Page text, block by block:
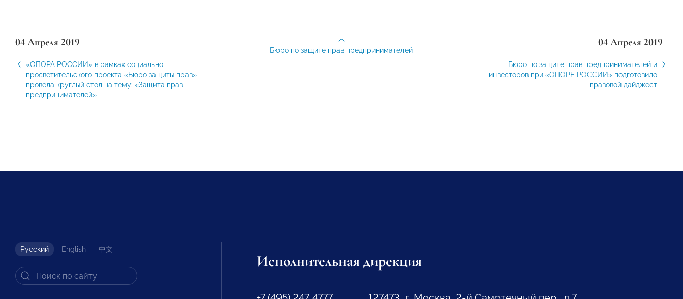
04 Апреля 2019
«ОПОРА РОССИИ» в рамках социально-
просветительского проекта «Бюро защиты прав»
провела круглый стол на тему: «Защита прав
предпринимателей»
04 Апреля 2019
Бюро по защите прав предпринимателей и
инвесторов при «ОПОРЕ РОССИИ» подготовило
правовой дайджест
Бюро по защите прав предпринимателей
Русский English 中文
Исполнительная дирекция